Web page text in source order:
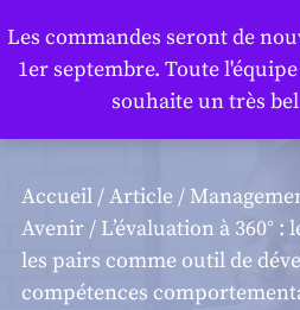
Accueil/Article/
Avenir/ L’évaluation à 360°
les pairs comme outil de
compétences
Les commandes seront de
1er septembre. Toute
souhaite un très